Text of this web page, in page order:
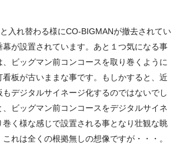
入れ替わる様にCO-BIGMANが撤去されてい
幕が設置されています。あと１つ気になる事
ビッグマン前コンコースを取り巻くように
板が古いままな事です。もしかすると、近
デジタルサイネージ化するのではないでし
、ビッグマン前コンコースをデジタルサイネ
巻く様な感じで設置される事となり壮観な眺
れは全くの根拠無しの想像ですが・・・。